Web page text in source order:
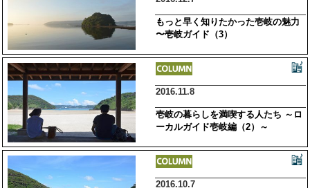
もっと早く知りたかった壱岐の魅力
〜壱岐ガイド（3）
2016.11.8
壱岐の暮らしを満喫する人たち ～ロ
ーカルガイド壱岐編（2）～
2016.10.7